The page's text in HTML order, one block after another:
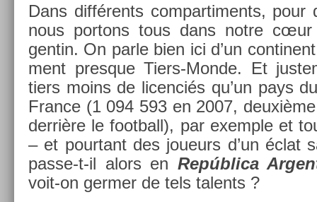
Dans différents com­par­ti­ments, pour
nous por­tons tous dans notre
gentin. On parle bien ici d’un
ment pre­sque Tiers-Monde. Et
tiers moins de li­cen­ciés qu’un pays
Fran­ce (1 094 593 en 2007,
derrière le foot­ball), par ex­em­ple et
– et pour­tant des joueurs d’un éclat
passe-t-il alors en República
voit-on germ­er de tels talents ?